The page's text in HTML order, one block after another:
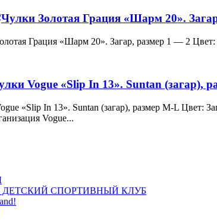
Чулки Золотая Грация «Шарм 20».
Грация «Шарм 20». Загар, размер 1 — 2
Vogue «Slip In 13». Suntan (загар),
«Slip In 13». Suntan (загар), размер M-L Цвет:
Vogue...
СПОРТИВНЫЙ КЛУБ